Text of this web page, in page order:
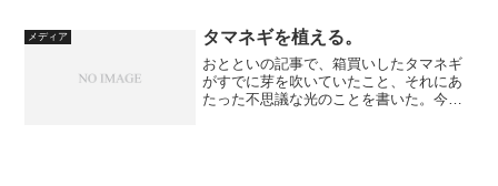
な…。
メディア タマネギを植える。
おとといの記事で、箱買いしたタマネギ
がすでに芽を吹いていたこと、それにあ
たった不思議な光のことを書いた。今日